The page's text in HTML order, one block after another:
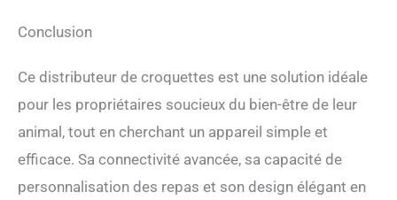
Conclusion
Ce distributeur de croquettes est une solution idéale
pour les propriétaires soucieux du bien-être de leur
animal, tout en cherchant un appareil simple et
efficace. Sa connectivité avancée, sa capacité de
personnalisation des repas et son design élégant en